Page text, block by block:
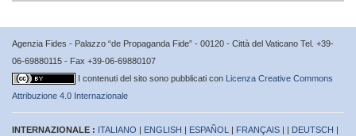
Agenzia Fides - Palazzo “de Propaganda Fide” - 00120 - Città del Vaticano Tel. +39-
06-69880115 - Fax +39-06-69880107
I contenuti del sito sono pubblicati con Licenza Creative Commons
Attribuzione 4.0 Internazionale
INTERNAZIONALE : ITALIANO | ENGLISH | ESPAÑOL | FRANÇAIS | | DEUTSCH |